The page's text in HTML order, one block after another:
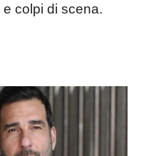
e colpi di scena.